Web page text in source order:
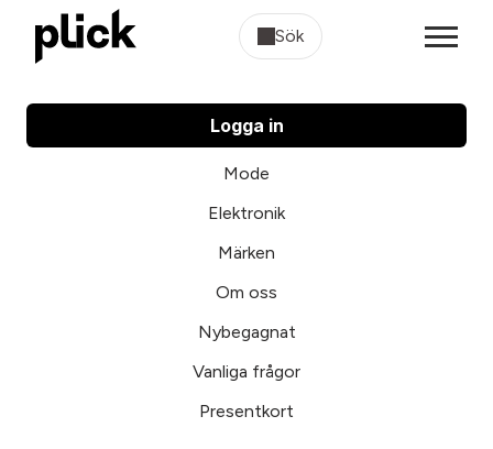
Sök
Logga in
Mode
Elektronik
Märken
Om oss
Nybegagnat
Vanliga frågor
Presentkort